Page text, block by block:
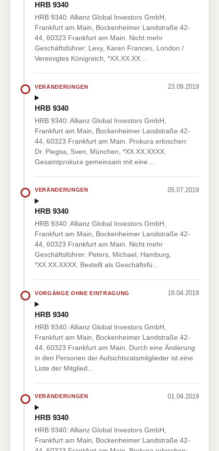
HRB 9340
HRB 9340: Allianz Global Investors GmbH,
Frankfurt am Main, Bockenheimer Landstraße 42-
44, 60323 Frankfurt am Main. Nicht mehr
Geschäftsführer: Levy, Karen Frances, London /
Vereinigtes Königreich, *XX.XX.XX…
VERÄNDERUNGEN 23.09.2019
HRB 9340
HRB 9340: Allianz Global Investors GmbH,
Frankfurt am Main, Bockenheimer Landstraße 42-
44, 60323 Frankfurt am Main. Prokura erloschen:
Dr. Piegsa, Sven, München, *XX.XX.XXXX.
Gesamtprokura gemeinsam mit eine…
VERÄNDERUNGEN 05.07.2019
HRB 9340
HRB 9340: Allianz Global Investors GmbH,
Frankfurt am Main, Bockenheimer Landstraße 42-
44, 60323 Frankfurt am Main. Nicht mehr
Geschäftsführer: Peters, Michael, Hamburg,
*XX.XX.XXXX. Bestellt als Geschäftsfü…
VORGÄNGE OHNE EINTRAGUNG 18.04.2019
HRB 9340
HRB 9340: Allianz Global Investors GmbH,
Frankfurt am Main, Bockenheimer Landstraße 42-
44, 60323 Frankfurt am Main. Durch eine Änderung
in den Personen der Aufsichtsratsmitglieder ist eine
Liste der Mitglied…
VERÄNDERUNGEN 01.04.2019
HRB 9340
HRB 9340: Allianz Global Investors GmbH,
Frankfurt am Main, Bockenheimer Landstraße 42-